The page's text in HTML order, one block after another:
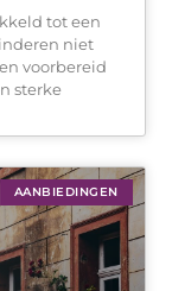
tot een
niet
voorbereid
sterke
AANBIEDINGEN